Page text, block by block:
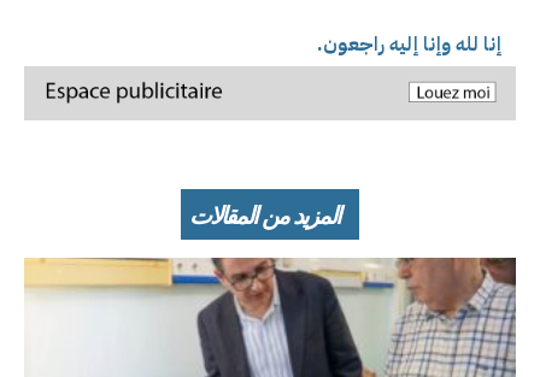
إنا لله وإنا إليه راجعون.
المزيد من المقالات